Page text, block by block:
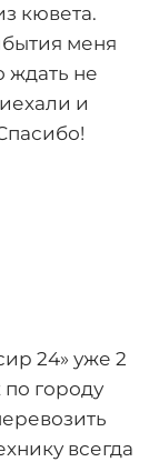
кювета.
меня
ждать не
и
24» уже 2
по городу
всегда